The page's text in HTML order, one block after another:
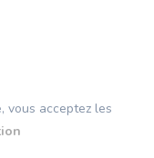
vous acceptez les